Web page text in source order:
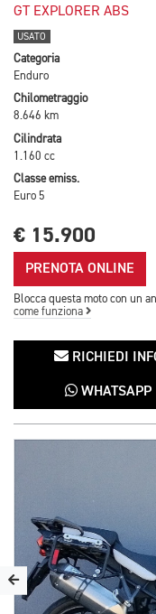
GT EXPLORER ABS
USATO
Categoria
Enduro
Chilometraggio
8.646 km
Cilindrata
1.160 cc
Classe emiss.
Euro 5
€ 15.900
PRENOTA ONLINE
Blocca questa moto con un
come funziona
RICHIEDI
WHATSAPP